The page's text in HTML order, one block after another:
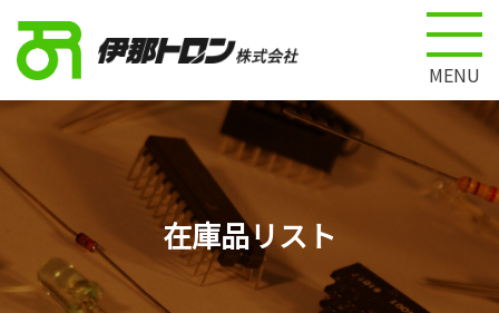
MENU
在庫品リスト